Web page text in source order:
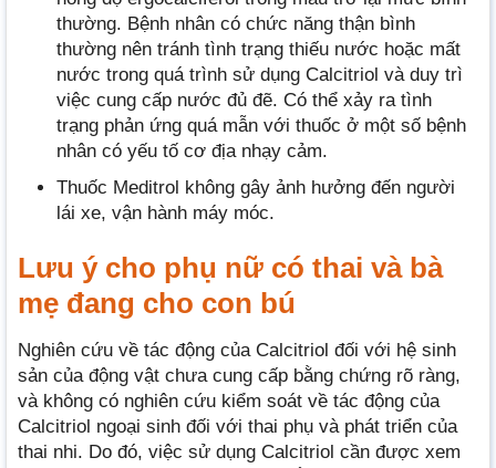
thường. Bệnh nhân có chức năng thận bình
thường nên tránh tình trạng thiếu nước hoặc mất
nước trong quá trình sử dụng Calcitriol và duy trì
việc cung cấp nước đủ đẽ. Có thể xảy ra tình
trạng phản ứng quá mẫn với thuốc ở một số bệnh
nhân có yếu tố cơ địa nhạy cảm.
Thuốc Meditrol không gây ảnh hưởng đến người
lái xe, vận hành máy móc.
Lưu ý cho phụ nữ có thai và bà
mẹ đang cho con bú
Nghiên cứu về tác động của Calcitriol đối với hệ sinh
sản của động vật chưa cung cấp bằng chứng rõ ràng,
và không có nghiên cứu kiểm soát về tác động của
Calcitriol ngoại sinh đối với thai phụ và phát triển của
thai nhi. Do đó, việc sử dụng Calcitriol cần được xem